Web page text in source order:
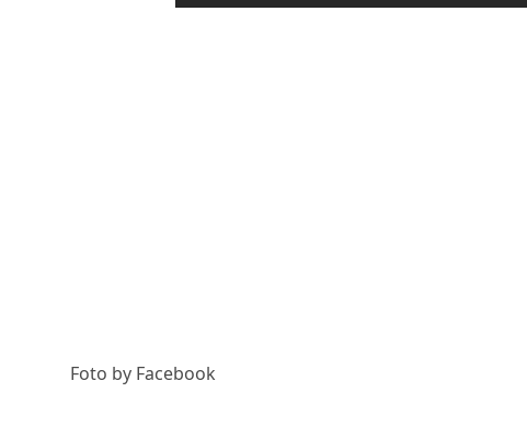
Foto by Facebook